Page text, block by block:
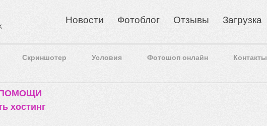
Новости Фотоблог Отзывы Загрузка
Скриншотер Условия Фотошоп онлайн Контакты
ПОМОЩИ
хостинг